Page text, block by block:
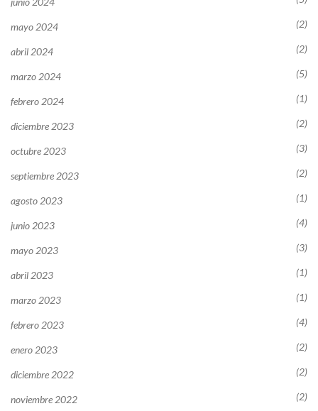
mayo 2024 (2)
abril 2024 (2)
marzo 2024 (5)
febrero 2024 (1)
diciembre 2023 (2)
octubre 2023 (3)
septiembre 2023 (2)
agosto 2023 (1)
junio 2023 (4)
mayo 2023 (3)
abril 2023 (1)
marzo 2023 (1)
febrero 2023 (4)
enero 2023 (2)
diciembre 2022 (2)
noviembre 2022 (2)